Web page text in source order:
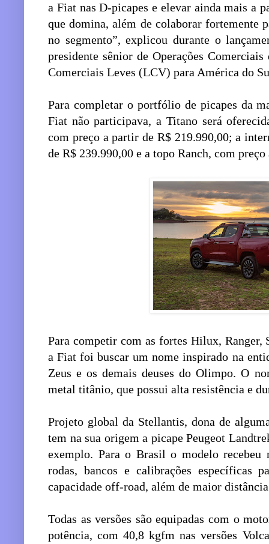
a Fiat nas D-picapes e elevar ainda mais a
que domina, além de colaborar fortemente
no segmento”, explicou durante o
presidente sênior de Operações
Comerciais Leves (LCV) para América do
Para completar o portfólio de picapes da
Fiat não participava, a Titano será
com preço a partir de R$ 219.990,00; a
de R$ 239.990,00 e a topo Ranch, com
Para competir com as fortes Hilux,
a Fiat foi buscar um nome inspirado na
Zeus e os demais deuses do Olimpo. O
metal titânio, que possui alta resistência e
Projeto global da Stellantis, dona de
tem na sua origem a picape Peugeot
exemplo. Para o Brasil o modelo recebeu
rodas, bancos e calibrações específicas
capacidade off-road, além de maior
Todas as versões são equipadas com o
potência, com 40,8 kgfm nas versões